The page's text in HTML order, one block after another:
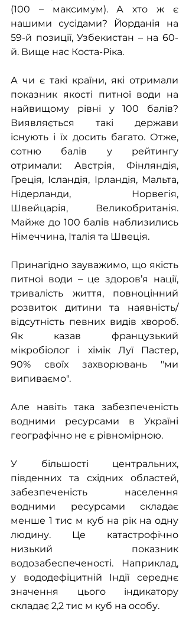
(100 – максимум). А хто ж є
нашими сусідами? Йорданія на
59-й позиції, Узбекистан – на 60-
й. Вище нас Коста-Ріка.
А чи є такі країни, які отримали
показник якості питної води на
найвищому рівні у 100 балів?
Виявляється такі держави
існують і їх досить багато. Отже,
сотню балів у рейтингу
отримали: Австрія, Фінляндія,
Греція, Ісландія, Ірландія, Мальта,
Нідерланди, Норвегія,
Швейцарія, Великобританія.
Майже до 100 балів наблизились
Німеччина, Італія та Швеція.
Принагідно зауважимо, що якість
питної води – це здоров’я нації,
тривалість життя, повноцінний
розвиток дитини та наявність/
відсутність певних видів хвороб.
Як казав французький
мікробіолог і хімік Луї Пастер,
90% своїх захворювань "ми
випиваємо".
Але навіть така забезпеченість
водними ресурсами в Україні
географічно не є рівномірною.
У більшості центральних,
південних та східних областей,
забезпеченість населення
водними ресурсами складає
менше 1 тис м куб на рік на одну
людину. Це катастрофічно
низький показник
водозабеспеченості. Наприклад,
у вододефіцитній Індії середнє
значення цього індикатору
складає 2,2 тис м куб на особу.